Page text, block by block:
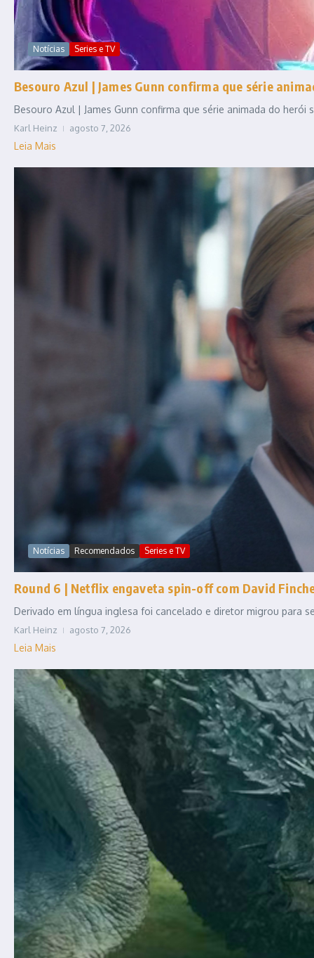
Notícias Series e TV
Besouro Azul | James Gunn confirma que série
Besouro Azul | James Gunn confirma que série animada do
Karl Heinz agosto 7, 2026
Leia Mais
Notícias Recomendados Series e TV
Round 6 | Netflix engaveta spin-off com David
Derivado em língua inglesa foi cancelado e diretor migrou para
Karl Heinz agosto 7, 2026
Leia Mais